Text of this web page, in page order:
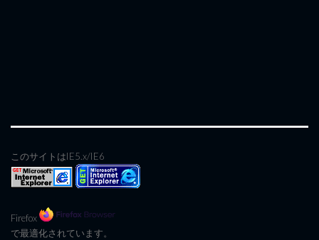
このサイトはIE5.x/IE6
Firefox
で最適化されています。